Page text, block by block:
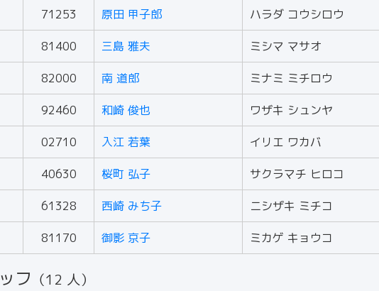
71253 原田 甲子郎 ハラダ コウシロウ
81400 三島 雅夫 ミシマ マサオ
82000 南 道郎 ミナミ ミチロウ
92460 和崎 俊也 ワザキ シュンヤ
02710 入江 若葉 イリエ ワカバ
40630 桜町 弘子 サクラマチ ヒロコ
61328 西崎 みち子 ニシザキ ミチコ
81170 御影 京子 ミカゲ キョウコ
フ （12 人）